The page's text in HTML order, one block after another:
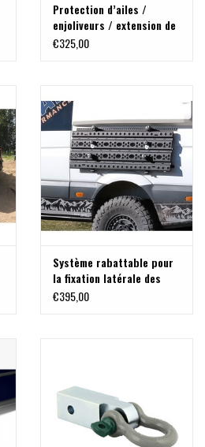
Protection d’ailes /
enjoliveurs / extension de
passage de roue pour
€325,00
Système rabattable pour
la fixation latérale des
plaques des désensablage
€395,00